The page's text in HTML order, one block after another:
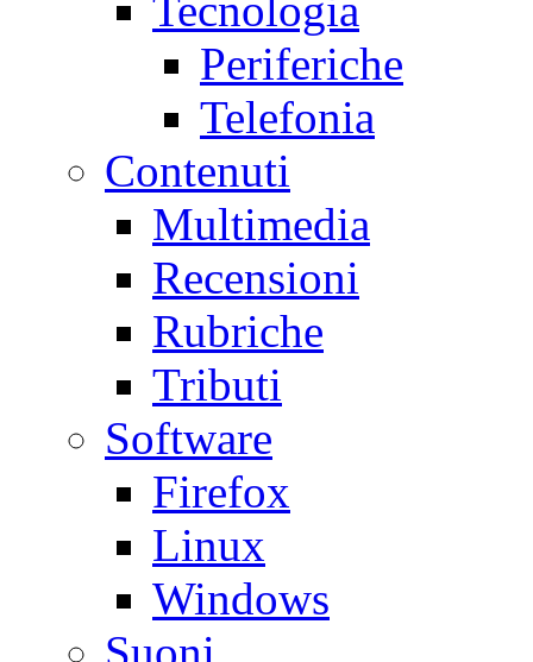
Tecnologia
Periferiche
Telefonia
Contenuti
Multimedia
Recensioni
Rubriche
Tributi
Software
Firefox
Linux
Windows